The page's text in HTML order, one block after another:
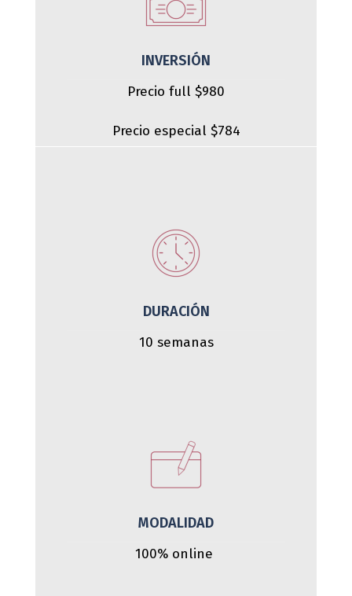
INVERSIÓN
Precio full $980
Precio especial $784
DURACIÓN
10 semanas
MODALIDAD
100% online